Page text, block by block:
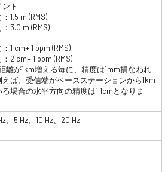
ト
1.5 m (RMS)
3.0 m (RMS)
1 cm+ 1 ppm (RMS)
2 cm+ 1 ppm (RMS)
離が1km増える毎に、精度は1mm損なわれ
えば、受信端がベースステーションから1km
場合の水平方向の精度は1.1cmとなりま
、5 Hz、10 Hz、20 Hz